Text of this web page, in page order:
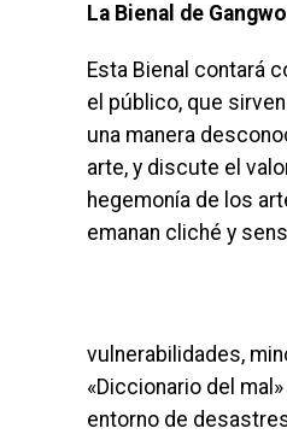
La Bienal de
Esta Bienal contará
el público, que
una manera
arte, y discute el
hegemonía de los
emanan cliché y
vulnerabilidades,
«Diccionario del
entorno de